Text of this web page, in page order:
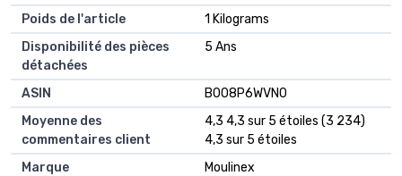
Poids de l'article
‎1 Kilograms
Disponibilité des pièces
détachées
‎5 Ans
ASIN
B008P6WVN0
Moyenne des
commentaires client
4,3 4,3 sur 5 étoiles (3 234)
4,3 sur 5 étoiles
Marque
Moulinex